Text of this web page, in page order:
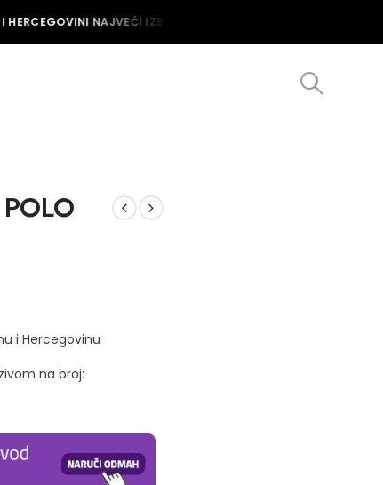
NAJVEĆI IZBOR MUŠKIH I ŽENSKIH SATOVA U
i Hercegovinu
na broj: